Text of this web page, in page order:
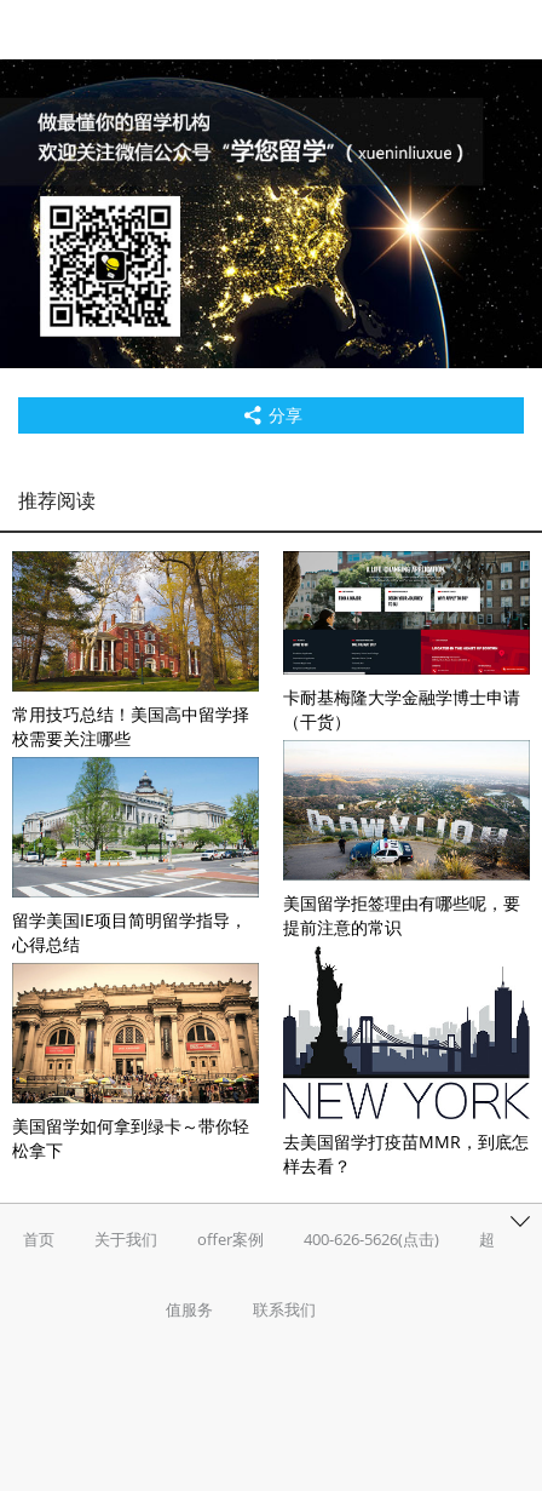
分享
推荐阅读
常用技巧总结！美国高中留学择
校需要关注哪些
留学美国IE项目简明留学指导，
心得总结
美国留学如何拿到绿卡～带你轻
松拿下
卡耐基梅隆大学金融学博士申请
（干货）
美国留学拒签理由有哪些呢，要
提前注意的常识
去美国留学打疫苗MMR，到底怎
样去看？
首页 关于我们 offer案例 400-626-5626(点击) 超
值服务 联系我们